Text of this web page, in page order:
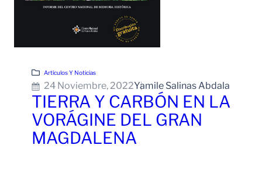
Artículos Y Noticias
24 Noviembre, 2022Yamile Salinas Abdala
TIERRA Y CARBÓN EN LA
VORÁGINE DEL GRAN
MAGDALENA